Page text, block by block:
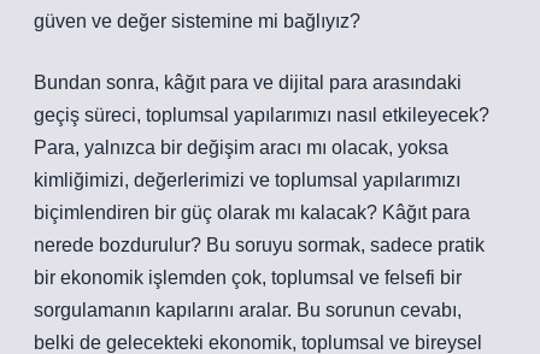
güven ve değer sistemine mi bağlıyız?
Bundan sonra, kâğıt para ve dijital para arasındaki
geçiş süreci, toplumsal yapılarımızı nasıl etkileyecek?
Para, yalnızca bir değişim aracı mı olacak, yoksa
kimliğimizi, değerlerimizi ve toplumsal yapılarımızı
biçimlendiren bir güç olarak mı kalacak? Kâğıt para
nerede bozdurulur? Bu soruyu sormak, sadece pratik
bir ekonomik işlemden çok, toplumsal ve felsefi bir
sorgulamanın kapılarını aralar. Bu sorunun cevabı,
belki de gelecekteki ekonomik, toplumsal ve bireysel